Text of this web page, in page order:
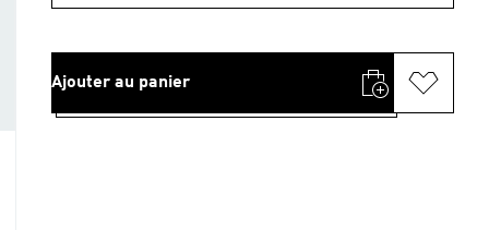
Ajouter au panier